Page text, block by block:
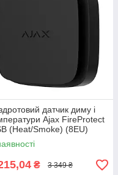
датчик диму і
Ajax FireProtect
(Heat/Smoke) (8EU)
₴ 3 349 ₴